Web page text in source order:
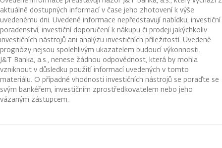
aktuálně dostupných informací v čase jeho zhotovení k výše
uvedenému dni. Uvedené informace nepředstavují nabídku, investiční
poradenství, investiční doporučení k nákupu či prodeji jakýchkoliv
investičních nástrojů ani analýzu investičních příležitostí. Uvedené
prognózy nejsou spolehlivým ukazatelem budoucí výkonnosti.
J&T Banka, a.s., nenese žádnou odpovědnost, která by mohla
vzniknout v důsledku použití informací uvedených v tomto
materiálu. O případné vhodnosti investičních nástrojů se poraďte se
svým bankéřem, investičním zprostředkovatelem nebo jeho
vázaným zástupcem.